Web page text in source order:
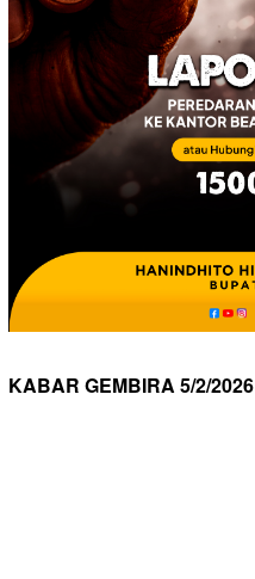
KABAR GEMBIRA 5/2/2026